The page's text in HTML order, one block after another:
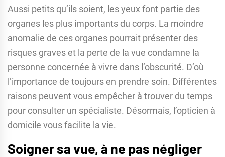
Aussi petits qu’ils soient, les yeux font partie des
organes les plus importants du corps. La moindre
anomalie de ces organes pourrait présenter des
risques graves et la perte de la vue condamne la
personne concernée à vivre dans l’obscurité. D’où
l’importance de toujours en prendre soin. Différentes
raisons peuvent vous empêcher à trouver du temps
pour consulter un spécialiste. Désormais, l’opticien à
domicile vous facilite la vie.
Soigner sa vue, à ne pas négliger